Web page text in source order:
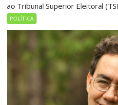
ao Tribunal Superior Eleitoral
POLÍTICA